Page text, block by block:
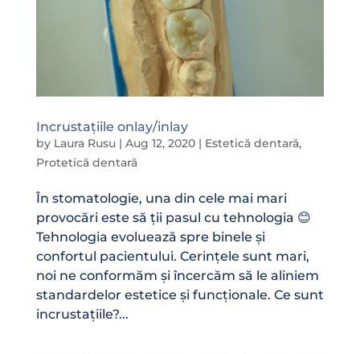
Incrustațiile onlay/inlay
by Laura Rusu| Aug 12, 2020| Estetică dentară,
Protetică dentară
În stomatologie, una din cele mai mari
provocări este să ții pasul cu tehnologia 😊
Tehnologia evoluează spre binele și
confortul pacientului. Cerințele sunt mari,
noi ne conformăm și încercăm să le aliniem
standardelor estetice și funcționale. Ce sunt
incrustațiile?...